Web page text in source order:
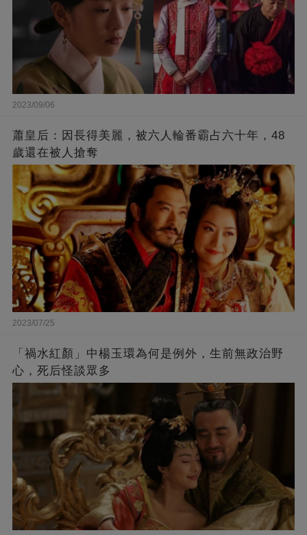
2023/09/06
蕭皇后：因長得美麗，被六人輪番霸占六十年，48
歲還在被人搶奪
2023/07/25
「禍水紅顏」中楊玉環為何是例外，生前無政治野
心，死后怪談眾多